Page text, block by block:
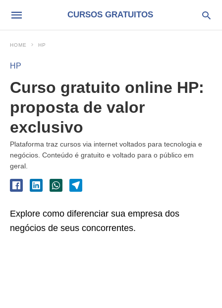
CURSOS GRATUITOS
HOME HP
HP
Curso gratuito online HP:
proposta de valor
exclusivo
Plataforma traz cursos via internet voltados para tecnologia e
negócios. Conteúdo é gratuito e voltado para o público em
geral.
Explore como diferenciar sua empresa dos
negócios de seus concorrentes.